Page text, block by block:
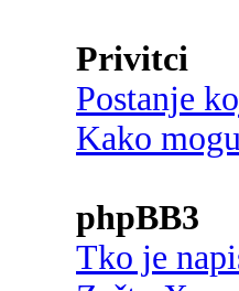
Privitci
Postanje
Kako
phpBB3
Tko je